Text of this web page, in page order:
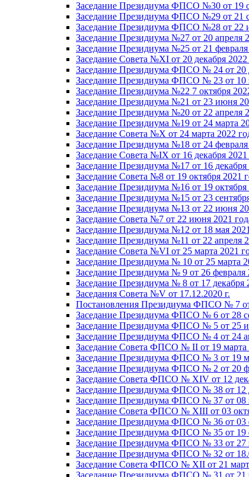
Заседание Президиума ФПСО №30 от 19
Заседание Президиума ФПСО №29 от 21
Заседание Президиума ФПСО №28 от 22
Заседание Президиума №27 от 20 апреля
Заседание Президиума №25 от 21 февраля
Заседание Совета №XI от 20 декабря 2022
Заседание Президиума ФПСО № 24 от 20
Заседание Президиума ФПСО № 23 от 10
Заседание Президиума №22 7 октября
Заседание Президиума №21 от 23 июня
Заседание Президиума №20 от 22 апреля
Заседание Президиума №19 от 24 марта
Заседание Совета №X от 24 марта 2022
Заседание Президиума №18 от 24
Заседание Совета №IX от 16 декабря 2021
Заседание Президиума №17 от 16 декабря
Заседание Совета №8 от 19 октября 2021
Заседание Президиума №16 от 19 октября
Заседание Президиума №15 от 23
Заседание Президиума №13 от 22 июня
Заседание Совета №7 от 22 июня 2021
Заседание Президиума №12 от 18 мая
Заседание Президиума №11 от 22 апреля
Заседание Совета №VI от 25 марта 2021
Заседание Президиума № 10 от 25 марта
Заседание Президиума № 9 от 26 февраля
Заседание Президиума № 8 от 17 декабря
Заседания Совета №V от 17.12.2020 г.
Постановления Президиума ФПСО № 7 от
Заседание Президиума ФПСО № 6 от 28
Заседание Президиума ФПСО № 5 от 25
Заседание Президиума ФПСО № 4 от 24
Заседание Совета ФПСО № II от 19 марта
Заседание Президиума ФПСО № 3 от 19
Заседание Президиума ФПСО № 2 от 20
Заседание Совета ФПСО № XIV от 12
Заседание Президиума ФПСО № 38 от 12
Заседание Президиума ФПСО № 37 от 08
Заседание Совета ФПСО № XIII от 03
Заседание Президиума ФПСО № 36 от 03
Заседание Президиума ФПСО № 35 от 19
Заседание Президиума ФПСО № 33 от 27
Заседание Президиума ФПСО № 32 от
Заседание Совета ФПСО № XII от 21
Заседание Президиума ФПСО № 31 от 21